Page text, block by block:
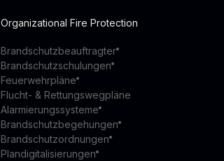
Organizational Fire Protection
Brandschutzbeauftragter
Brandschutzschulungen
Feuerwehrpläne
Flucht- & Rettungswegpläne
Alarmierungssysteme
Brandschutzbegehungen
Brandschutzordnungen
Plandigitalisierungen